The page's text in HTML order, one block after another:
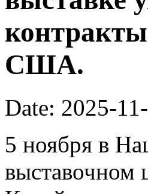
США.
Date: 2025-
5 ноября в
выставочном